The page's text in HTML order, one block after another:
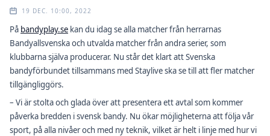
19 DEC. 10:00, 2022
På bandyplay.se kan du idag se alla matcher från herrarnas
Bandyallsvenska och utvalda matcher från andra serier, som
klubbarna själva producerar. Nu står det klart att Svenska
bandyförbundet tillsammans med Staylive ska se till att fler matcher
tillgängliggörs.
– Vi är stolta och glada över att presentera ett avtal som kommer
påverka bredden i svensk bandy. Nu ökar möjligheterna att följa vår
sport, på alla nivåer och med ny teknik, vilket är helt i linje med hur vi